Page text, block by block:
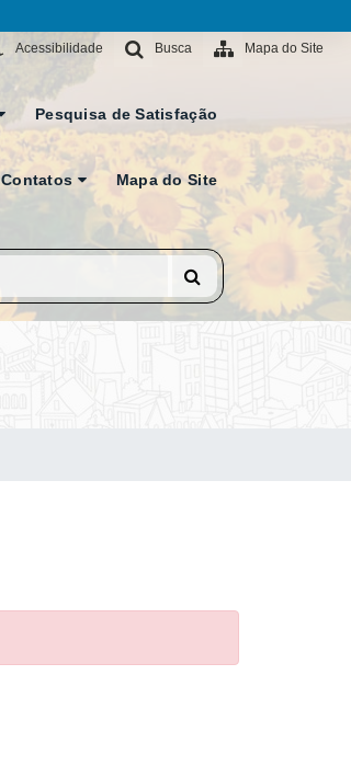
Mapa do Site
Busca
Acessibilidade
Pesquisa de Satisfação
Contatos Mapa do Site